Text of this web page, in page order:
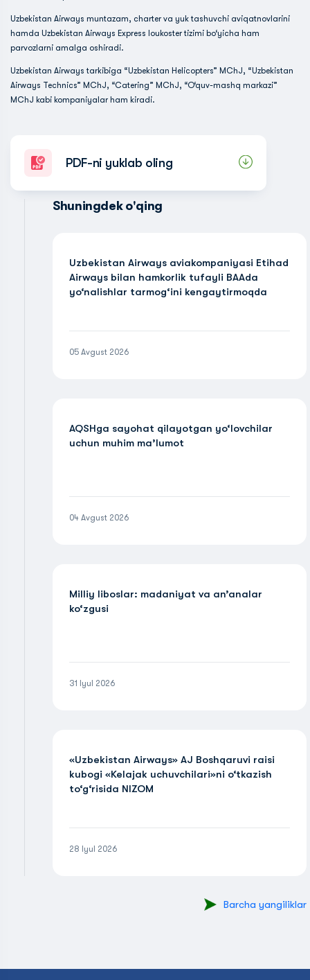
Uzbekistan Airways muntazam, charter va yuk tashuvchi aviqatnovlarini
hamda Uzbekistan Airways Express loukoster tizimi bo‘yicha ham
parvozlarni amalga oshiradi.
Uzbekistan Airways tarkibiga “Uzbekistan Helicopters” MChJ, “Uzbekistan
Airways Technics” MChJ, “Catering” MChJ, “O‘quv-mashq markazi”
MChJ kabi kompaniyalar ham kiradi.
PDF-ni yuklab oling
Shuningdek o'qing
Uzbekistan Airways aviakompaniyasi Etihad
Airways bilan hamkorlik tufayli BAAda
yo‘nalishlar tarmog‘ini kengaytirmoqda
05 Avgust 2026
AQSHga sayohat qilayotgan yo‘lovchilar
uchun muhim ma’lumot
04 Avgust 2026
Milliy liboslar: madaniyat va an’analar
ko‘zgusi
31 Iyul 2026
«Uzbekistan Airways» AJ Boshqaruvi raisi
kubogi «Kelajak uchuvchilari»ni o‘tkazish
to‘g‘risida NIZOM
28 Iyul 2026
Barcha yangiliklar